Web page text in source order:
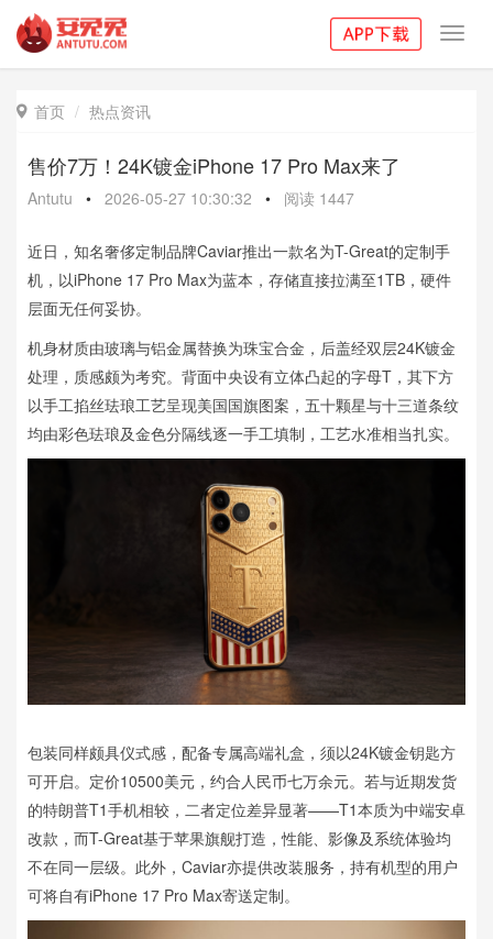
 首页 热点资讯
售价7万！24K镀金iPhone 17 Pro Max来了
Antutu • 2026-05-27 10:30:32 • 阅读 1447
近日，知名奢侈定制品牌Caviar推出一款名为T-Great的定制手
机，以iPhone 17 Pro Max为蓝本，存储直接拉满至1TB，硬件
层面无任何妥协。
机身材质由玻璃与铝金属替换为珠宝合金，后盖经双层24K镀金
处理，质感颇为考究。背面中央设有立体凸起的字母T，其下方
以手工掐丝珐琅工艺呈现美国国旗图案，五十颗星与十三道条纹
均由彩色珐琅及金色分隔线逐一手工填制，工艺水准相当扎实。
包装同样颇具仪式感，配备专属高端礼盒，须以24K镀金钥匙方
可开启。定价10500美元，约合人民币七万余元。若与近期发货
的特朗普T1手机相较，二者定位差异显著——T1本质为中端安卓
改款，而T-Great基于苹果旗舰打造，性能、影像及系统体验均
不在同一层级。此外，Caviar亦提供改装服务，持有机型的用户
可将自有iPhone 17 Pro Max寄送定制。